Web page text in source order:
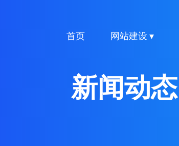
首页 网站建设 ▾
新闻动态